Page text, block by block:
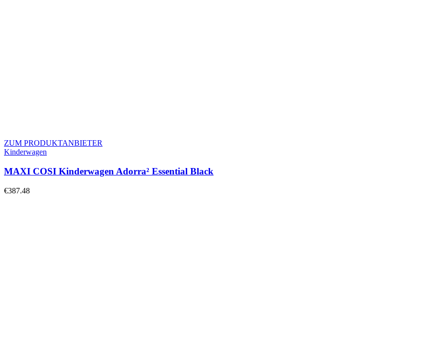
ZUM PRODUKTANBIETER
Kinderwagen
MAXI COSI Kinderwagen Adorra² Essential Black
€387.48